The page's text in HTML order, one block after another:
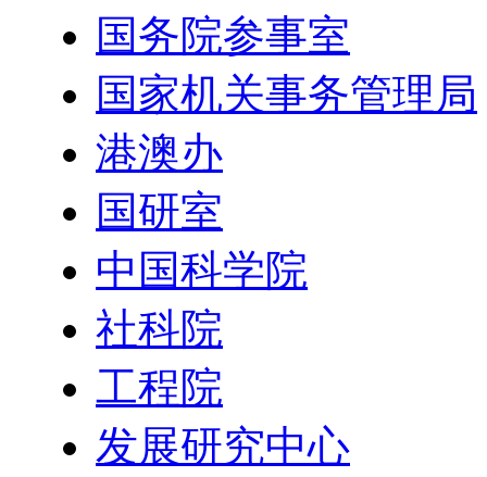
国务院参事室
国家机关事务管理局
港澳办
国研室
中国科学院
社科院
工程院
发展研究中心